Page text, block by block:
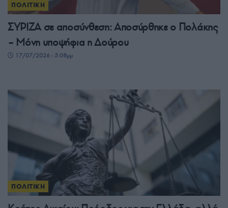
ΠΟΛΙΤΙΚΗ
ΣΥΡΙΖΑ σε αποσύνθεση: Αποσύρθηκε ο Πολάκης
– Μόνη υποψήφια η Δούρου
17/07/2026 - 5:08μμ
ΠΟΛΙΤΙΚΗ